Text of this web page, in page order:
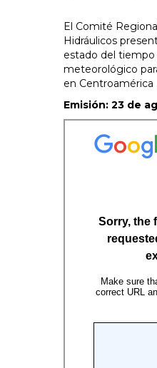
El Comité
Hidráulicos
estado del
meteorológico
en Centroamérica
Emisión: 23 de